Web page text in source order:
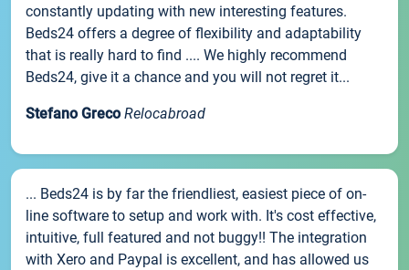
constantly updating with new interesting features.
Beds24 offers a degree of flexibility and adaptability
that is really hard to find .... We highly recommend
Beds24, give it a chance and you will not regret it...
Stefano Greco Relocabroad
... Beds24 is by far the friendliest, easiest piece of on-
line software to setup and work with. It's cost effective,
intuitive, full featured and not buggy!! The integration
with Xero and Paypal is excellent, and has allowed us